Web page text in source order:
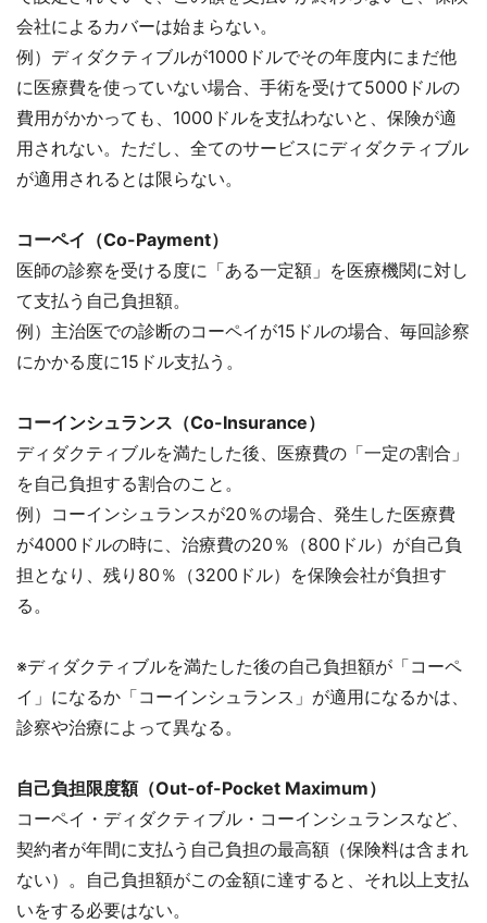
会社によるカバーは始まらない。
例）ディダクティブルが1000ドルでその年度内にまだ他
に医療費を使っていない場合、手術を受けて5000ドルの
費用がかかっても、1000ドルを支払わないと、保険が適
用されない。ただし、全てのサービスにディダクティブル
が適用されるとは限らない。
コーペイ（Co-Payment）
医師の診察を受ける度に「ある一定額」を医療機関に対し
て支払う自己負担額。
例）主治医での診断のコーペイが15ドルの場合、毎回診察
にかかる度に15ドル支払う。
コーインシュランス（Co-Insurance）
ディダクティブルを満たした後、医療費の「一定の割合」
を自己負担する割合のこと。
例）コーインシュランスが20％の場合、発生した医療費
が4000ドルの時に、治療費の20％（800ドル）が自己負
担となり、残り80％（3200ドル）を保険会社が負担す
る。
※ディダクティブルを満たした後の自己負担額が「コーペ
イ」になるか「コーインシュランス」が適用になるかは、
診察や治療によって異なる。
自己負担限度額（Out-of-Pocket Maximum）
コーペイ・ディダクティブル・コーインシュランスなど、
契約者が年間に支払う自己負担の最高額（保険料は含まれ
ない）。自己負担額がこの金額に達すると、それ以上支払
いをする必要はない。